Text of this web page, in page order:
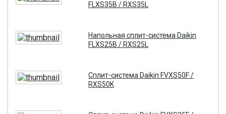
FLXS35B / RXS35L
Напольная сплит-система Daikin
FLXS25B / RXS25L
Сплит-система Daikin FVXS50F /
RXS50K